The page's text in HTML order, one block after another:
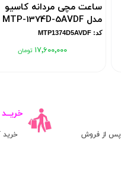
ساعت مچی مردانه کاسیو
مدل MTP-1374D-5AVDF
کد: MTP1374D5AVDF
۱۷٬۶۰۰٬۰۰۰
از فروش خرید